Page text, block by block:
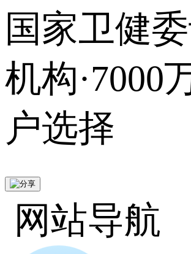
国家卫健
机构·7000
户选择
网站导航